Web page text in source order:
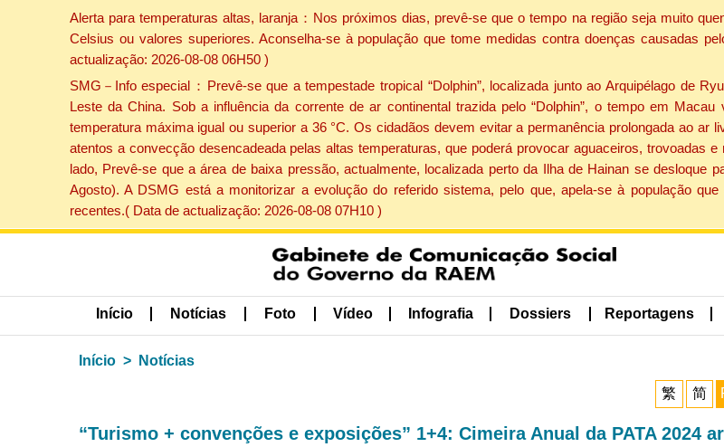
Alerta para temperaturas altas, laranja：Nos próximos dias, prevê-se que o tempo na região seja muito
Celsius ou valores superiores. Aconselha-se à população que tome medidas contra doenças causadas
actualização: 2026-08-08 06H50 )
SMG－Info especial：Prevê-se que a tempestade tropical “Dolphin”, localizada junto ao Arquipélago de
Leste da China. Sob a influência da corrente de ar continental trazida pelo “Dolphin”, o tempo em
temperatura máxima igual ou superior a 36 °C. Os cidadãos devem evitar a permanência prolongada ao ar
atentos a convecção desencadeada pelas altas temperaturas, que poderá provocar aguaceiros, trovoadas
lado, Prevê-se que a área de baixa pressão, actualmente, localizada perto da Ilha de Hainan se desloque
Agosto). A DSMG está a monitorizar a evolução do referido sistema, pelo que, apela-se à população
recentes.( Data de actualização: 2026-08-08 07H10 )
Início Notícias Foto Vídeo Infografia Dossiers Reportagens
Início Notícias
繁 简
“Turismo + convenções e exposições” 1+4: Cimeira Anual da PATA 2024